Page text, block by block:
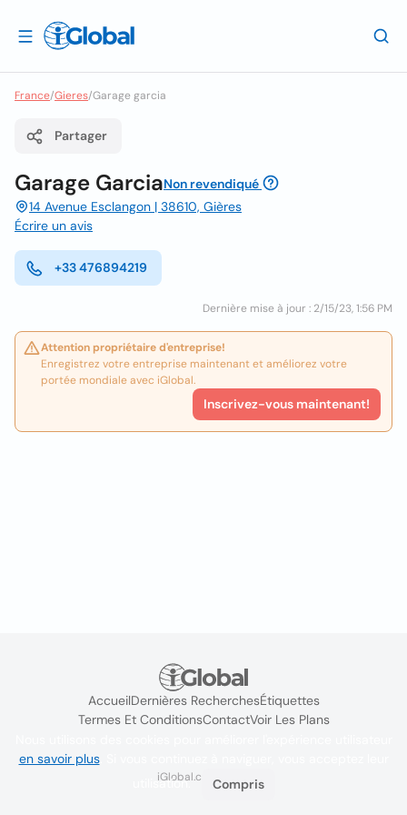
France/Gieres/Garage garcia
Partager
Garage GarciaNon revendiqué
14 Avenue Esclangon | 38610, Gières
Écrire un avis
+33 476894219
Dernière mise à jour : 2/15/23, 1:56 PM
Attention propriétaire d'entreprise!
Enregistrez votre entreprise maintenant et améliorez votre
portée mondiale avec iGlobal.
Inscrivez-vous maintenant!
AccueilDernières RecherchesÉtiquettes
Termes Et ConditionsContactVoir Les Plans
iGlobal.co @ 2024
en savoir plus. Si vous continuez à naviguer, vous acceptez leur
utilisation.
Compris